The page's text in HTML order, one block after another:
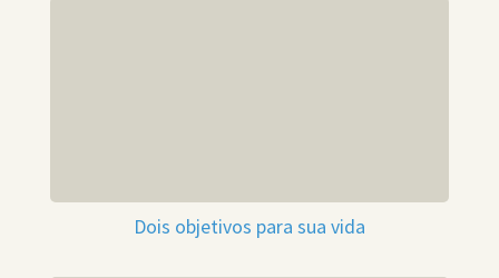
Dois objetivos para sua vida